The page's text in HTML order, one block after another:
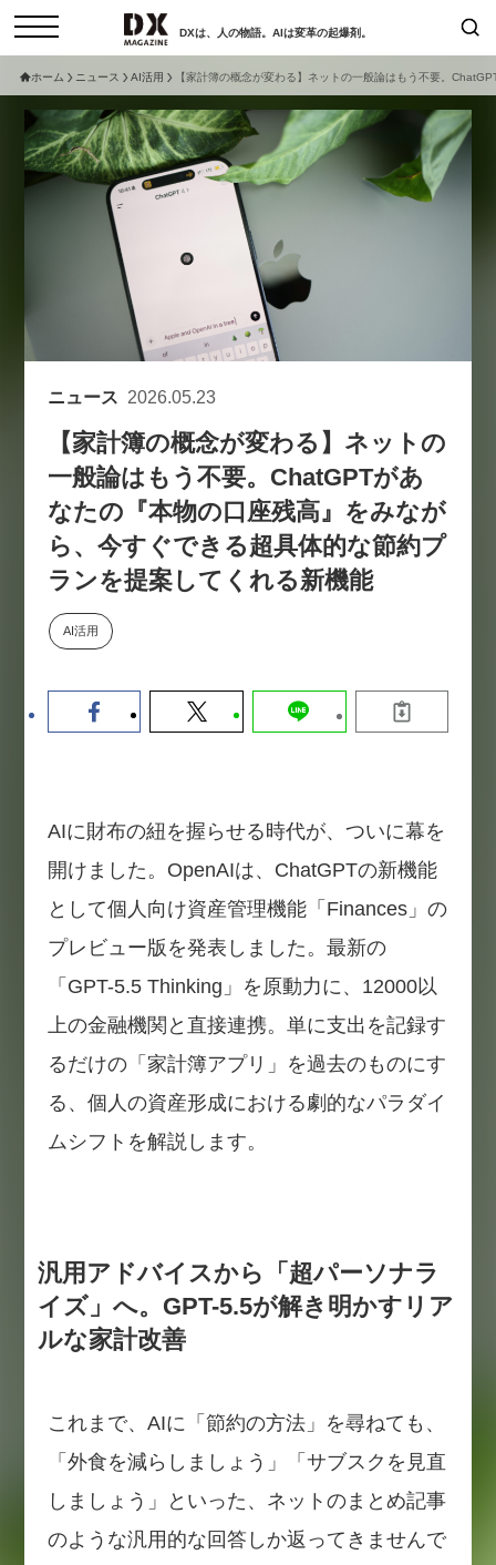
DXは、人の物語。AIは変革の起爆剤。
コラム インタビュー
セミナー ニュース
サービスメニュー 日本オムニチャネル協会
トップページ
特集
動画
サイトマップ
お問い合わせ
個人情報保護法について
採用情報
検索
現在開催予定のセミナー
非公開: 【8/6開催】AIエージェン
ト時代、日本企業は何から始める
新潮流から学ぶ〜
セミナー
【8/12開催】「イノベーションを
数値化する」～投資される事業の
基準と、終活DX「SouSou」に
学ぶ資金調達・巻き込みのリアル
～
ホーム ニュース AI活用 【家計簿の概念が変わる】ネットの一般論はもう不要。
ニュース 2026.05.23
【家計簿の概念が変わる】ネットの
一般論はもう不要。ChatGPTがあ
なたの『本物の口座残高』をみなが
ら、今すぐできる超具体的な節約プ
ランを提案してくれる新機能
AI活用
AIに財布の紐を握らせる時代が、ついに幕を
開けました。OpenAIは、ChatGPTの新機能
として個人向け資産管理機能「Finances」の
プレビュー版を発表しました。最新の
「GPT-5.5 Thinking」を原動力に、12000以
上の金融機関と直接連携。単に支出を記録す
るだけの「家計簿アプリ」を過去のものにす
る、個人の資産形成における劇的なパラダイ
ムシフトを解説します。
汎用アドバイスから「超パーソナラ
イズ」へ。GPT-5.5が解き明かすリア
ルな家計改善
これまで、AIに「節約の方法」を尋ねても、
「外食を減らしましょう」「サブスクを見直
しましょう」といった、ネットのまとめ記事
のような汎用的な回答しか返ってきませんで